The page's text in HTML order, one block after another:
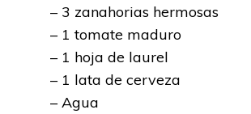
– 3 zanahorias hermosas
– 1 tomate maduro
– 1 hoja de laurel
– 1 lata de cerveza
– Agua